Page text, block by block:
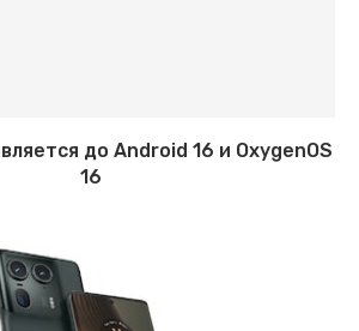
до Android 16 и OxygenOS
16